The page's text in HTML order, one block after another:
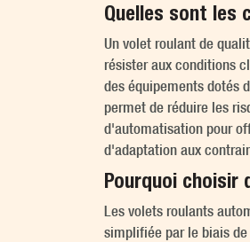
Quelles sont les
Un volet roulant de
résister aux conditions
des équipements dotés
permet de réduire les
d'automatisation pour
d'adaptation aux
Pourquoi choisir
Les volets roulants
simplifiée par le biais